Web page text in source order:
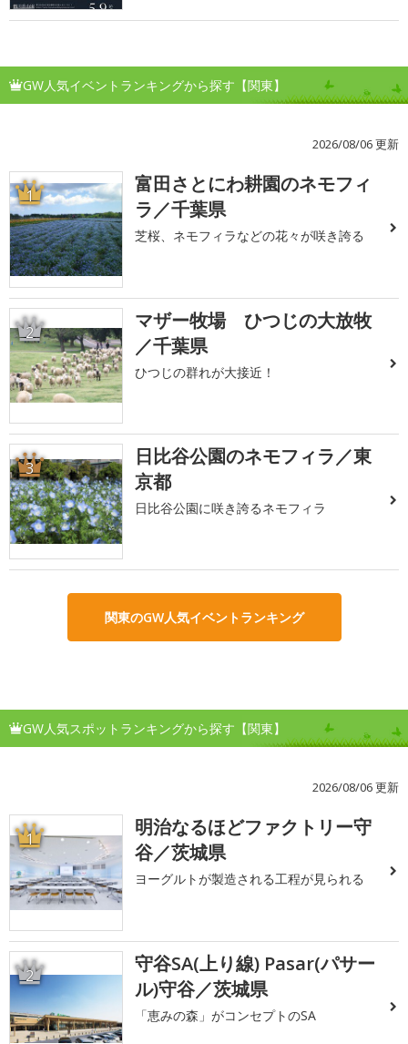
GW人気イベントランキングから探す【関東】
2026/08/06 更新
1
富田さとにわ耕園のネモフィ
ラ／千葉県
芝桜、ネモフィラなどの花々が咲き誇る
2
マザー牧場 ひつじの大放牧
／千葉県
ひつじの群れが大接近！
3
日比谷公園のネモフィラ／東
京都
日比谷公園に咲き誇るネモフィラ
関東のGW人気イベントランキング
GW人気スポットランキングから探す【関東】
2026/08/06 更新
1
明治なるほどファクトリー守
谷／茨城県
ヨーグルトが製造される工程が見られる
2
守谷SA(上り線) Pasar(パサー
ル)守谷／茨城県
「恵みの森」がコンセプトのSA